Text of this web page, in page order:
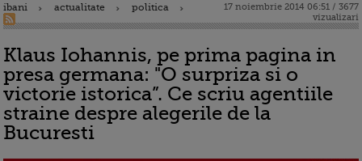
ibani actualitate politica
17 noiembrie 2014 06:51 / 3677
vizualizari
Klaus Iohannis, pe prima pagina in
presa germana: "O surpriza si o
victorie istorica”. Ce scriu agentiile
straine despre alegerile de la
Bucuresti